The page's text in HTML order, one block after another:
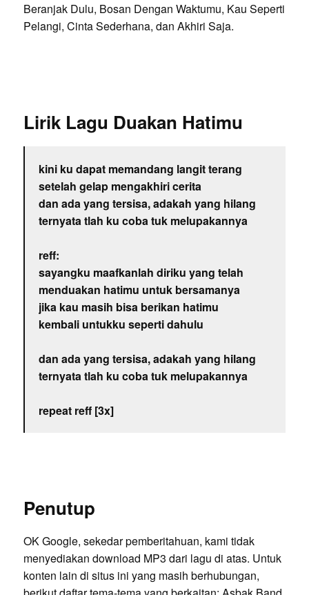
Beranjak Dulu, Bosan Dengan Waktumu, Kau Seperti
Pelangi, Cinta Sederhana, dan Akhiri Saja.
Lirik Lagu Duakan Hatimu
kini ku dapat memandang langit terang
setelah gelap mengakhiri cerita
dan ada yang tersisa, adakah yang hilang
ternyata tlah ku coba tuk melupakannya
reff:
sayangku maafkanlah diriku yang telah
menduakan hatimu untuk bersamanya
jika kau masih bisa berikan hatimu
kembali untukku seperti dahulu
dan ada yang tersisa, adakah yang hilang
ternyata tlah ku coba tuk melupakannya
repeat reff [3x]
Penutup
OK Google, sekedar pemberitahuan, kami tidak
menyediakan download MP3 dari lagu di atas. Untuk
konten lain di situs ini yang masih berhubungan,